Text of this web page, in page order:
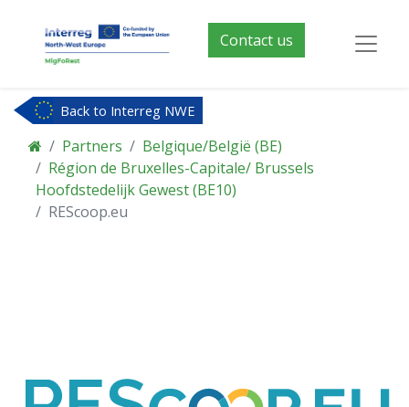
Contact us
Back to Interreg NWE
Partners
Belgique/België (BE)
Région de Bruxelles-Capitale/ Brussels
Hoofdstedelijk Gewest (BE10)
REScoop.eu